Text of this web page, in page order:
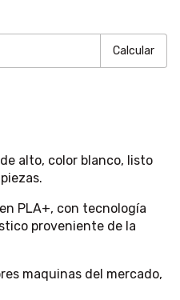
Calcular
alto, color blanco, listo
PLA+, con tecnología
proveniente de la
maquinas del mercado,